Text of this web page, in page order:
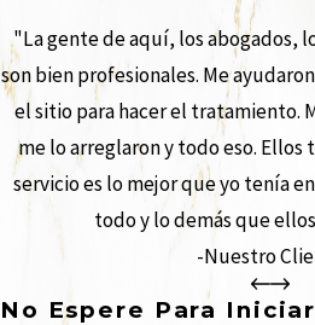
"La gente de aquí, los abogados,
son bien profesionales. Me
el sitio para hacer el tratamiento.
me lo arreglaron y todo eso. Ellos
servicio es lo mejor que yo tenía
todo y lo demás que
-Nuestro
No Espere Para Iniciar